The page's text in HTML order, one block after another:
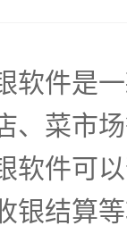
件是一
、菜市
软件可
银结算